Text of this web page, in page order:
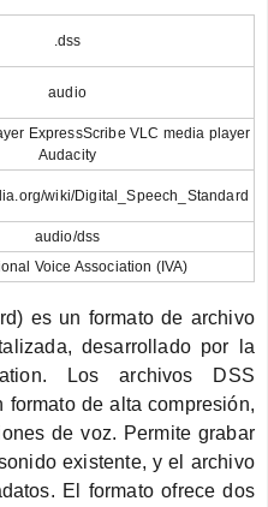
.dss
audio
ExpressScribe VLC media player
Audacity
wiki/Digital_Speech_Standard
audio/dss
Voice Association (IVA)
es un formato de archivo
desarrollado por la
Los archivos DSS
de alta compresión,
de voz. Permite grabar
existente, y el archivo
El formato ofrece dos